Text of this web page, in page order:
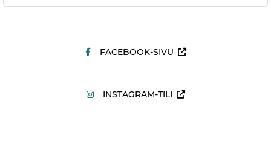
FACEBOOK-SIVU
INSTAGRAM-TILI